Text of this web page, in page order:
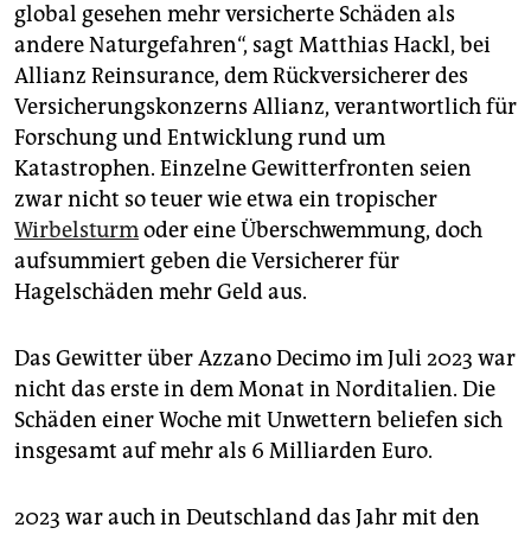
global gesehen mehr versicherte Schäden als
andere Naturgefahren“, sagt Matthias Hackl, bei
Allianz Reinsurance, dem Rückversicherer des
Versicherungskonzerns Allianz, verantwortlich für
Forschung und Entwicklung rund um
Katastrophen. Einzelne Gewitterfronten seien
zwar nicht so teuer wie etwa ein tropischer
Wirbelsturmoder eine Überschwemmung, doch
aufsummiert geben die Versicherer für
Hagelschäden mehr Geld aus.
Das Gewitter über Azzano Decimo im Juli 2023 war
nicht das erste in dem Monat in Norditalien. Die
Schäden einer Woche mit Unwettern beliefen sich
insgesamt auf mehr als 6 Milliarden Euro.
2023 war auch in Deutschland das Jahr mit den